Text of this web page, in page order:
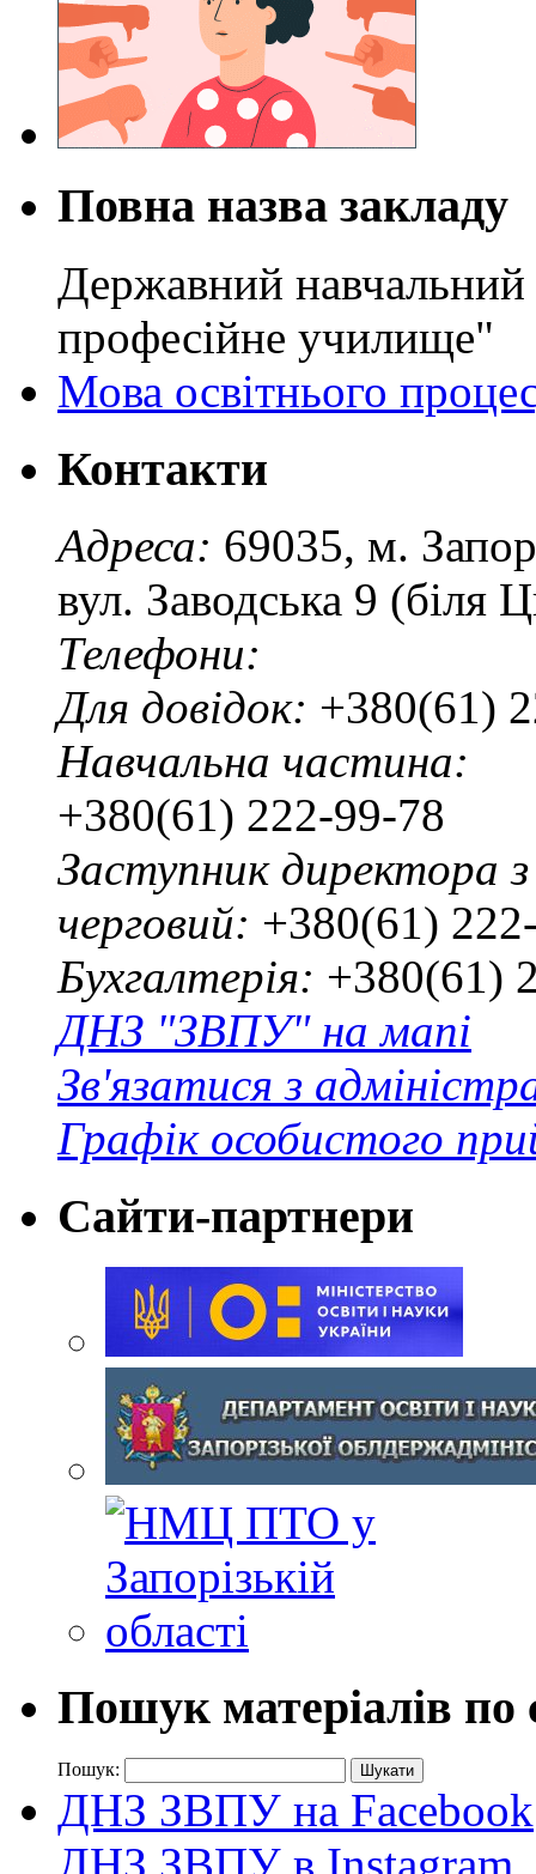
Повна назва закладу
Державний навчальний
професійне училище"
Мова освітнього
Контакти
Адреса: 69035, м.
вул. Заводська 9 (біля
Телефони:
Для довідок: +380(61)
Навчальна частина:
+380(61) 222-99-78
Заступник директора
черговий: +380(61)
Бухгалтерія: +380(61)
ДНЗ "ЗВПУ" на мапі
Зв'язатися з
Графік особистого
Сайти-партнери
Пошук матеріалів по
Пошук:
ДНЗ ЗВПУ на Facebook